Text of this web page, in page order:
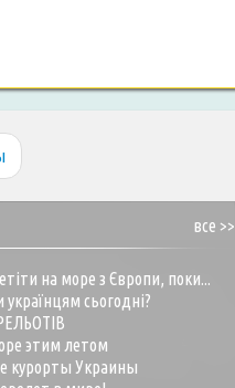
все >>
на море з Європи, поки...
сьогодні?
этим летом
курорты Украины